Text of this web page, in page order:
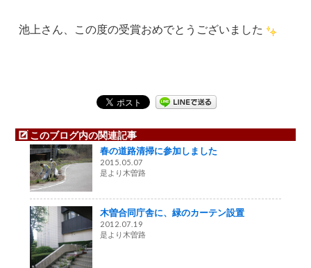
池上さん、この度の受賞おめでとうございました
このブログ内の関連記事
春の道路清掃に参加しました
2015.05.07
是より木曽路
木曽合同庁舎に、緑のカーテン設置
2012.07.19
是より木曽路